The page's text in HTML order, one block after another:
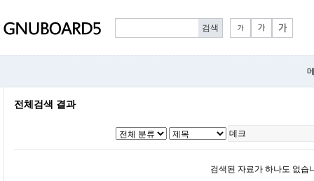
전체검색 결과
검색된 자료가 하나도 없습